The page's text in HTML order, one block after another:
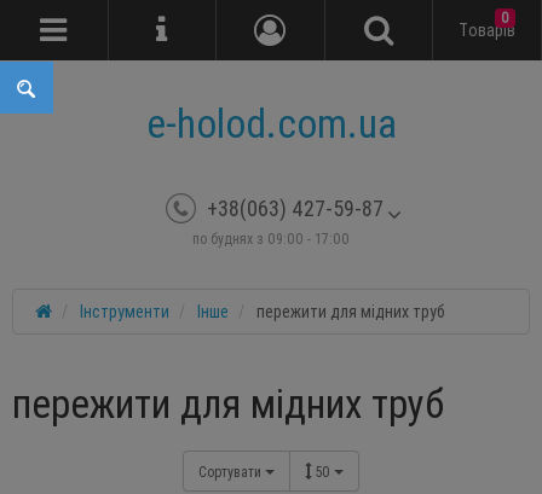
e-holod.com.ua
+38(063) 427-59-87
по буднях з 09:00 - 17:00
Tоварів
0
Інструменти Інше пережити для мідних труб
пережити для мідних труб
Сортувати 50